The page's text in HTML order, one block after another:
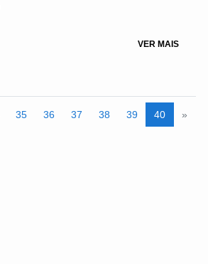
VER MAIS
35 36 37 38 39 40 »